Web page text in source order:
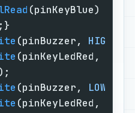
(pinKeyBlue) ||
(pinBuzzer, HIGH
(pinKeyLedRed,
(pinBuzzer, LOW
(pinKeyLedRed,